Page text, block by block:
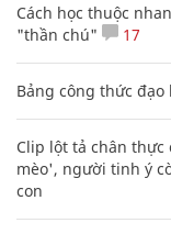
Cách học thuộc
"thần chú"
17
Bảng công thức
Clip lột tả chân
mèo', người tinh ý
con